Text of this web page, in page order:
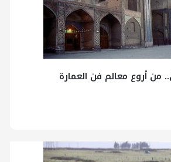
أروع معالم فن العمارة